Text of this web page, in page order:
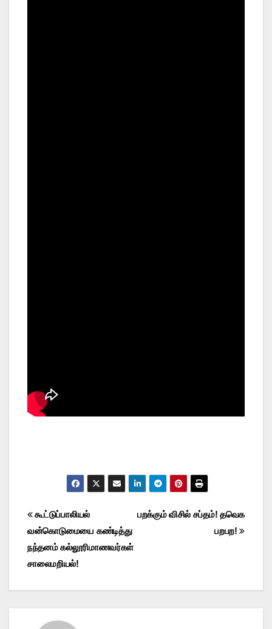
Post
navigation
பறக்கும் விசில் சப்தம்! தவெக
பறபற!
கூட்டுப்பாலியல்
வன்கொடுமையை கண்டித்து
நந்தனம் கல்லூரிமாணவர்கள்
சாலைமறியல்!